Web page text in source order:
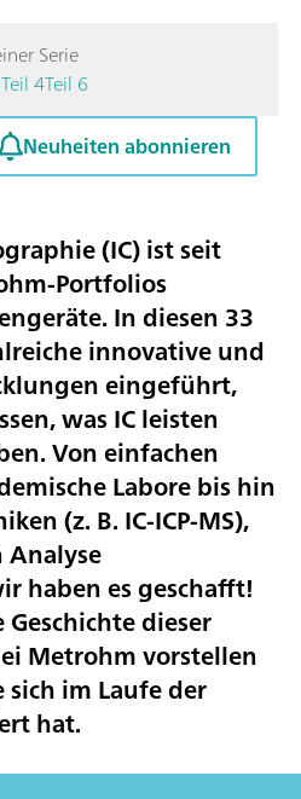
Serie
Teil 4Teil 6
Neuheiten abonnieren
(IC) ist seit
Portfolios
In diesen 33
innovative und
eingeführt,
was IC leisten
Von einfachen
Labore bis hin
(z. B. IC-ICP-MS),
Analyse
haben es geschafft!
dieser
Metrohm vorstellen
im Laufe der
hat.